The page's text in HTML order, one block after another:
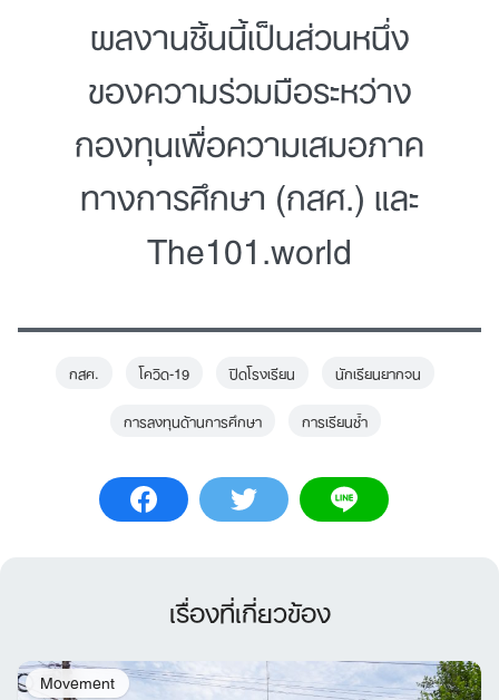
ผลงานชิ้นนี้เป็นส่วนหนึ่ง
ของความร่วมมือระหว่าง
กองทุนเพื่อความเสมอภาค
ทางการศึกษา (กสศ.) และ
The101.world
กสศ. โควิด-19 ปิดโรงเรียน
นักเรียนยากจน
การลงทุนด้านการศึกษา
การเรียนซ้ำ
เรื่องที่เกี่ยวข้อง
Movement